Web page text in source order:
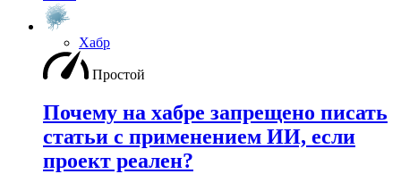
Хабр
Простой
Почему на хабре запрещено писать
статьи с применением ИИ, если
проект реален?